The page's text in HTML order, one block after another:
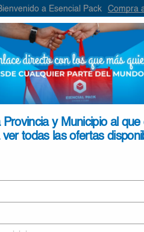
Provincia y Municipio al
ver todas las ofertas
a Esencial Pack Compra
Sopa De Gallina
€1,20
Sopa
Gallina